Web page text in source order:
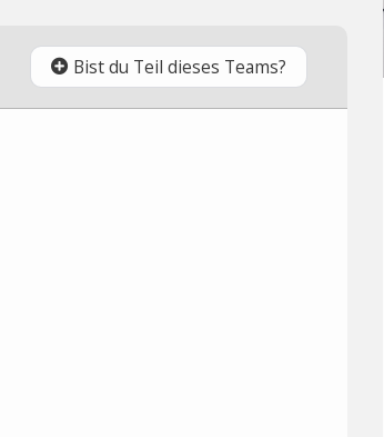
Bist du Teil dieses Teams?